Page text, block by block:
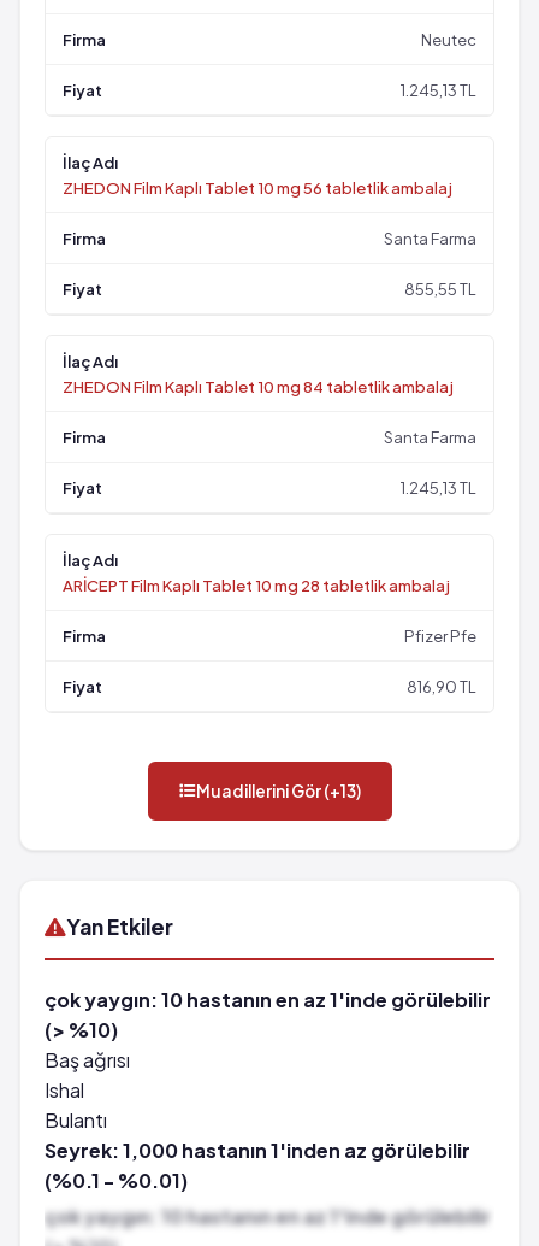
Neutec
1.245,13 TL
ZHEDON Film Kaplı Tablet 10 mg 56 tabletlik ambalaj
Santa Farma
855,55 TL
ZHEDON Film Kaplı Tablet 10 mg 84 tabletlik ambalaj
Santa Farma
1.245,13 TL
ARİCEPT Film Kaplı Tablet 10 mg 28 tabletlik ambalaj
Pfizer Pfe
816,90 TL
Muadillerini Gör (+13)
Yan Etkiler
çok yaygın: 10 hastanın en az 1'inde görülebilir
(> %10)
Baş ağrısı
Ishal
Bulantı
Seyrek: 1,000 hastanın 1'inden az görülebilir
(%0.1 - %0.01)
Ateş*
Kaşıntı
çok yaygın: 10 hastanın en az 1'inde görülebilir